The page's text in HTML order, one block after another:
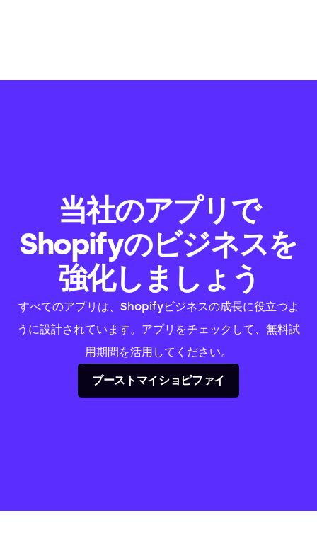
当社のアプリで
Shopifyのビジネスを
強化しましょう
すべてのアプリは、Shopifyビジネスの成長に役立つよ
うに設計されています。アプリをチェックして、無料試
用期間を活用してください。
ブーストマイショピファイ